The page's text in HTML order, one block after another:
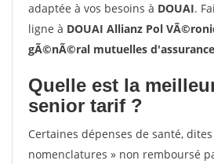
adaptée à vos besoins à DOUAI.
ligne à DOUAI Allianz Pol
gÃ©nÃ©ral mutuelles
Quelle est la
senior tarif ?
Certaines dépenses de santé,
nomenclatures » non remboursé